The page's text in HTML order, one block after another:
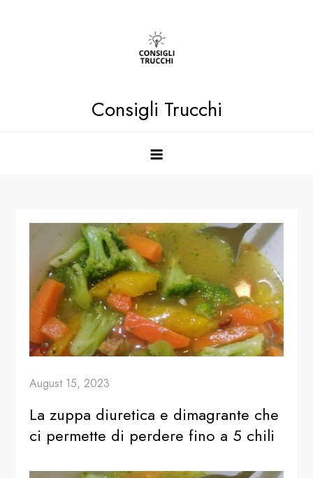
Consigli Trucchi
August 15, 2023
La zuppa diuretica e dimagrante che
ci permette di perdere fino a 5 chili